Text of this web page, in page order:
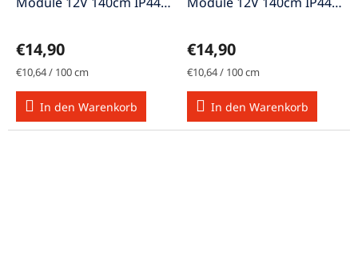
€14,90
Verkaufspreis:
€10,64 / 100 cm
In den Warenkorb
€14,90
Verkaufspreis:
€10,64 / 100 cm
In den Warenkorb